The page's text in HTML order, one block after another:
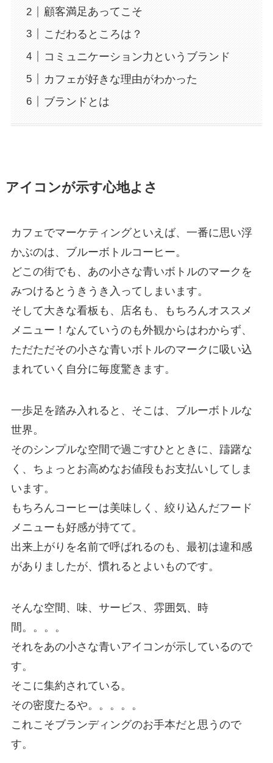
顧客満足あってこそ
こだわるところは？
コミュニケーション力というブランド
カフェが好きな理由がわかった
ブランドとは
アイコンが示す心地よさ
カフェでマーケティングといえば、一番に思い浮
かぶのは、ブルーボトルコーヒー。
どこの街でも、あの小さな青いボトルのマークを
みつけるとうきうき入ってしまいます。
そして大きな看板も、店名も、もちろんオススメ
メニュー！なんていうのも外観からはわからず、
ただただその小さな青いボトルのマークに吸い込
まれていく自分に毎度驚きます。
一歩足を踏み入れると、そこは、ブルーボトルな
世界。
そのシンプルな空間で過ごすひとときに、躊躇な
く、ちょっとお高めなお値段もお支払いしてしま
います。
もちろんコーヒーは美味しく、絞り込んだフード
メニューも好感が持てて。
出来上がりを名前で呼ばれるのも、最初は違和感
がありましたが、慣れるとよいものです。
そんな空間、味、サービス、雰囲気、時
間。。。。
それをあの小さな青いアイコンが示しているので
す。
そこに集約されている。
その密度たるや。。。。。
これこそブランディングのお手本だと思うので
す。